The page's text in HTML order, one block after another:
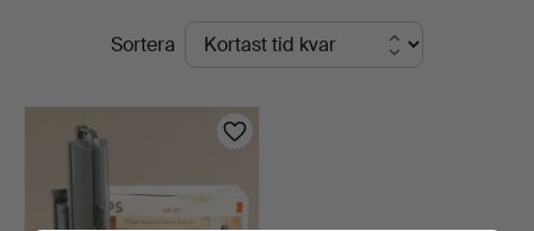
Södermanlands
Auktionsverk
PågåendeSortera